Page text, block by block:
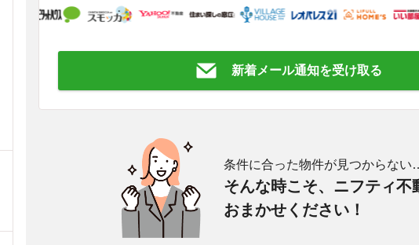
新着メール通知を受け取る
条件に合った物件が見つからない
そんな時こそ、ニフティ不
おまかせください！